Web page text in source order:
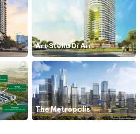
Art Stella Dĩ An
The Metropolis